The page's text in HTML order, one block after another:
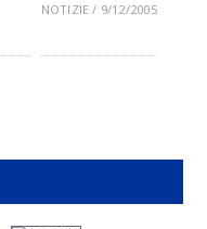
NOTIZIE / 9/12/2005